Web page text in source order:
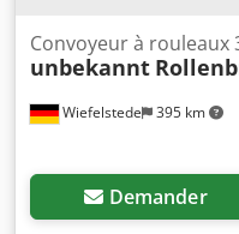
Wiefelstede 395 km
Convoyeur à rouleaux
unbekannt
Demander